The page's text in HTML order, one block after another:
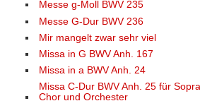
Messe g-Moll BWV 235
Messe G-Dur BWV 236
Mir mangelt zwar sehr viel
Missa in G BWV Anh. 167
Missa in a BWV Anh. 24
Missa C-Dur BWV Anh. 25 für
Chor und Orchester